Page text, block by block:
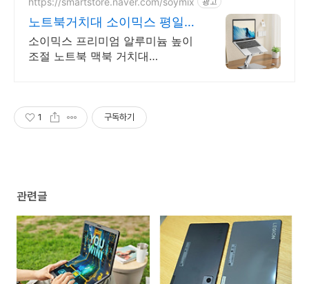
노트북거치대 소이믹스 평일
오후 3시까지 주문 시
소이믹스 프리미엄 알루미늄 높이
조절 노트북 맥북 거치대
1 구독하기
관련글